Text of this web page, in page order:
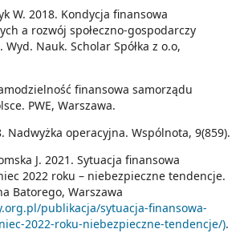
W. 2018. Kondycja finansowa
a rozwój społeczno-gospodarczy
Nauk. Scholar Spółka z o.o,
finansowa samorządu
PWE, Warszawa.
Nadwyżka operacyjna. Wspólnota, 9(859).
J. 2021. Sytuacja finansowa
2022 roku – niebezpieczne tendencje.
Batorego, Warszawa
publikacja/sytuacja-finansowa-
2022-roku-niebezpieczne-tendencje/).